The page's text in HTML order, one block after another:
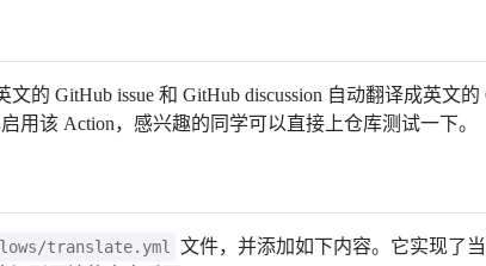
的 GitHub issue 和 GitHub discussion 自动翻译成英文的
用该 Action，感兴趣的同学可以直接上仓库测试一下。
translate.yml
文件，并添加如下内容。它实现了当